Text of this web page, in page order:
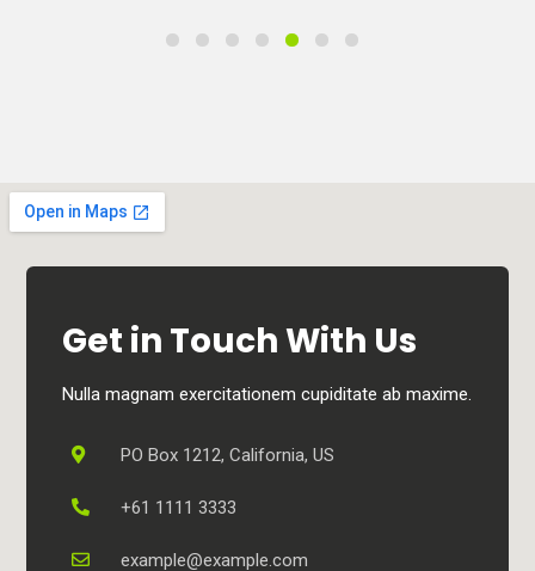
Get in Touch With Us
Nulla magnam exercitationem cupiditate ab maxime.
PO Box 1212, California, US
+61 1111 3333
example@example.com